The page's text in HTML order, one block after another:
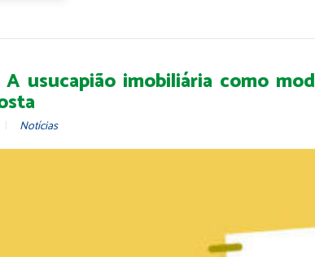
usucapião imobiliária como
Notícias